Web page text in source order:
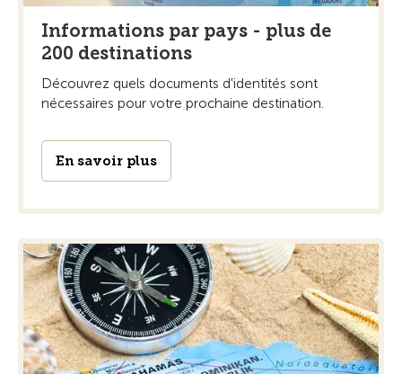
Informations par pays - plus de
200 destinations
Découvrez quels documents d'identités sont
nécessaires pour votre prochaine destination.
En savoir plus